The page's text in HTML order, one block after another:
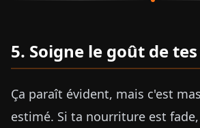
5. Soigne le goût de
Ça paraît évident, mais c'est
estimé. Si ta nourriture est